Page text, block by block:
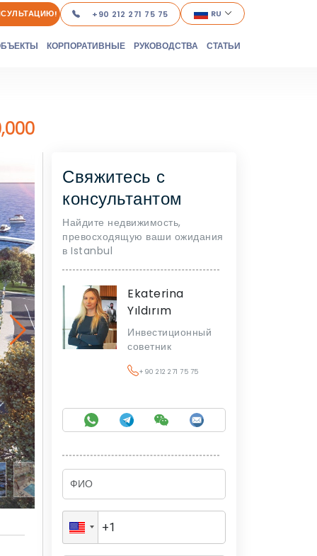
+90 212 271 75 75 RU
КОРПОРАТИВНЫЕ РУКОВОДСТВА СТАТЬИ
Свяжитесь с
консультантом
Найдите недвижимость,
превосходящую ваши ожидания
в Istanbul
Ekaterina
Yıldırım
Инвестиционный
советник
+90 212 271 75 75